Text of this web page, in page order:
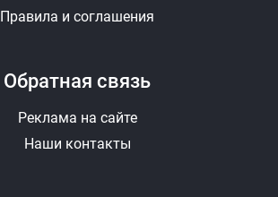
Правила и соглашения
Обратная связь
Реклама на сайте
Наши контакты